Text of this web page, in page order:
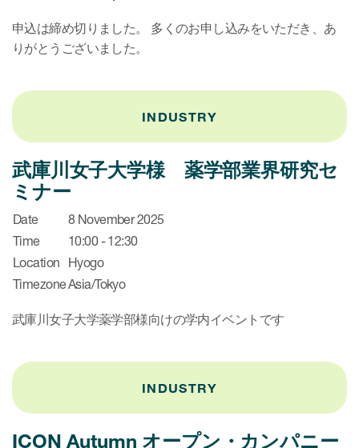
申込は締め切りました。 多くのお申し込みをいただき、あ
りがとうございました。
INDUSTRY
武庫川女子大学様 薬学部業界研究セ
ミナー
Date
8 November 2025
Time
10:00 - 12:30
Location Hyogo
TimezoneAsia/Tokyo
武庫川女子大学薬学部様向けの学内イベントです
INDUSTRY
ICON Autumn オープン・カンパニー